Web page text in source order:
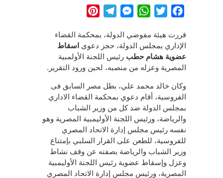
Facebook
Twitter
WhatsApp
Messenger
Telegram
قررت هيئة مفوضي الدولة، بمحكمة القضاء
الإداري بمجلس الدولة، حجز دعوى اسقاط
عضوية هشام حطب رئيس اللجنة الأولمبية
المصرية وعزله من منصبه، لحين ورود التقرير.
وكان خالد محمد علي، بطل مصر السابق فى
الفروسية، أقام دعوي بمحكمة القضاء الاداري
بمجلس الدولة ضد كل من وزير الشباب
والرياضة، ورئيس اللجنة الأوليمبية المصرية وهو
نفسه رئيس مجلس إدارة الاتحاد المصري
للفروسية، للطعن على القرار السلبي بإمتناع
وزير الشباب والرياضة بصفته عن وقف نشاط
وعزل وإسقاط عضوية رئيس اللجنة الأوليمبية
المصرية، ورئيس مجلس إدارة الاتحاد المصري